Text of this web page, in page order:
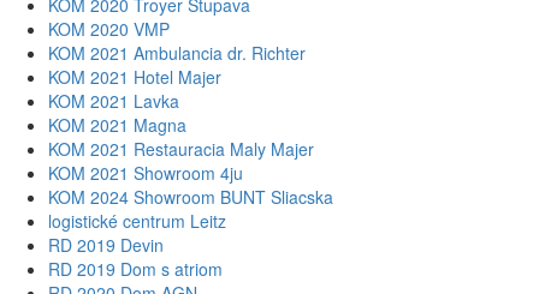
KOM 2020 Troyer Stupava
KOM 2020 VMP
KOM 2021 Ambulancia dr. Richter
KOM 2021 Hotel Majer
KOM 2021 Lavka
KOM 2021 Magna
KOM 2021 Restauracia Maly Majer
KOM 2021 Showroom 4ju
KOM 2024 Showroom BUNT Sliacska
logistické centrum Leitz
RD 2019 Devin
RD 2019 Dom s atriom